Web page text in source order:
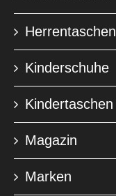
Herrentaschen
Kinderschuhe
Kindertaschen
Magazin
Marken